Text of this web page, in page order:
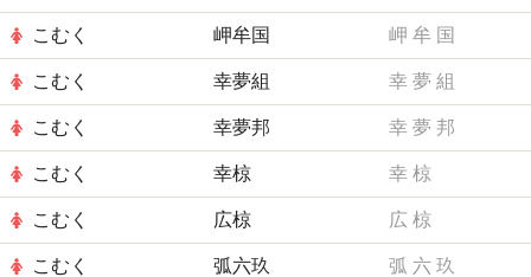
こむく 岬牟国 岬 牟 国
こむく 幸夢組 幸 夢 組
こむく 幸夢邦 幸 夢 邦
こむく 幸椋 幸 椋
こむく 広椋 広 椋
こむく 弧六玖 弧 六 玖